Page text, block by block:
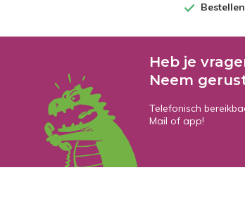
Heb je
Neem
Telefonisch
Mail of app!